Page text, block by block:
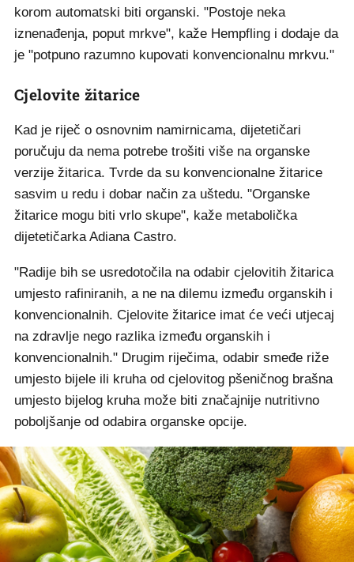
korom automatski biti organski. "Postoje neka
iznenađenja, poput mrkve", kaže Hempfling i dodaje da
je "potpuno razumno kupovati konvencionalnu mrkvu."
Cjelovite žitarice
Kad je riječ o osnovnim namirnicama, dijetetičari
poručuju da nema potrebe trošiti više na organske
verzije žitarica. Tvrde da su konvencionalne žitarice
sasvim u redu i dobar način za uštedu. "Organske
žitarice mogu biti vrlo skupe", kaže metabolička
dijetetičarka Adiana Castro.
"Radije bih se usredotočila na odabir cjelovitih žitarica
umjesto rafiniranih, a ne na dilemu između organskih i
konvencionalnih. Cjelovite žitarice imat će veći utjecaj
na zdravlje nego razlika između organskih i
konvencionalnih." Drugim riječima, odabir smeđe riže
umjesto bijele ili kruha od cjelovitog pšeničnog brašna
umjesto bijelog kruha može biti značajnije nutritivno
poboljšanje od odabira organske opcije.